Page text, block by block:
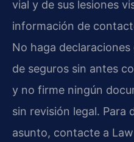
vial y de sus lesiones
información de
No haga
de seguros sin antes
y no firme ningún
sin revisión legal. Para
asunto, contacte a